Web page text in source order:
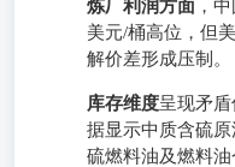
炼厂利润方面 ，
美元/桶高位，但
解价差形成压制。
库存维度呈现矛
据显示中质含硫
硫燃料油及燃料